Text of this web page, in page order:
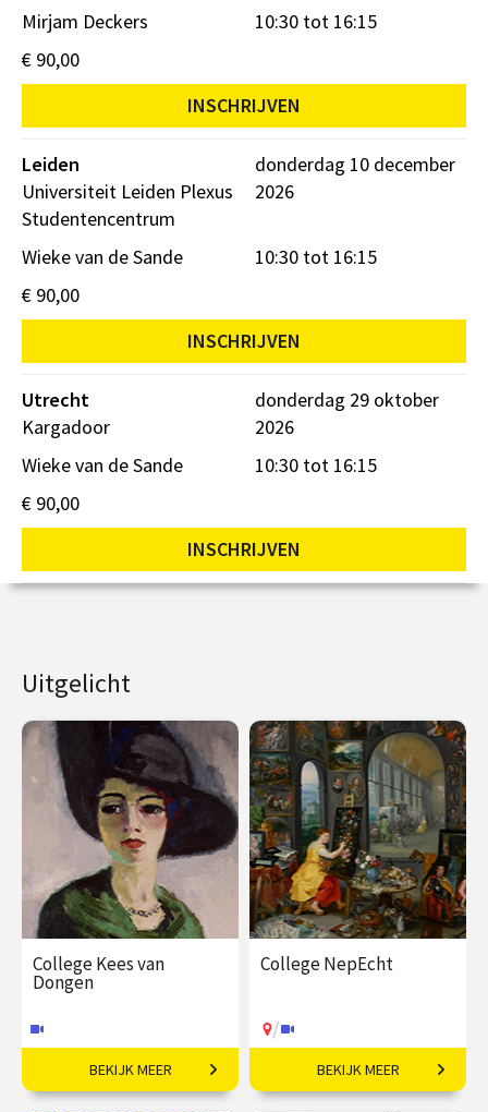
10:30 tot 16:15
Mirjam Deckers
€ 90,00
INSCHRIJVEN
Leiden
Universiteit Leiden Plexus
Studentencentrum
donderdag 10 december
2026
10:30 tot 16:15
Wieke van de Sande
€ 90,00
INSCHRIJVEN
Utrecht
Kargadoor
donderdag 29 oktober
2026
10:30 tot 16:15
Wieke van de Sande
€ 90,00
INSCHRIJVEN
Uitgelicht
College Kees van
Dongen
Bohémien tussen kunst
en high society.
BEKIJK MEER
College NepEcht
/
Kopieën, vervalsingen en
kunst door eeuwen.
BEKIJK MEER